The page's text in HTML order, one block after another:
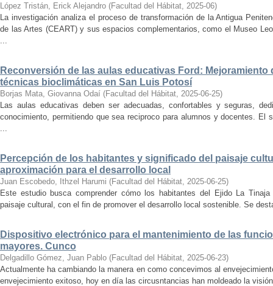
López Tristán, Erick Alejandro (Facultad del Hábitat, 2025-06)
La investigación analiza el proceso de transformación de la Antigua
de las Artes (CEART) y sus espacios complementarios, como el Museo
...
Reconversión de las aulas educativas Ford:
técnicas bioclimáticas en San Luis Potosí
Borjas Mata, Giovanna Odaí (Facultad del Hábitat, 2025-06-25)
Las aulas educativas deben ser adecuadas, confortables y seguras,
conocimiento, permitiendo que sea reciproco para alumnos y docentes. El
...
Percepción de los habitantes y significado del paisaje
aproximación para el desarrollo local
Juan Escobedo, Ithzel Harumi (Facultad del Hábitat, 2025-06-25)
Este estudio busca comprender cómo los habitantes del Ejido La
paisaje cultural, con el fin de promover el desarrollo local sostenible. Se
Dispositivo electrónico para el mantenimiento de las
mayores. Cunco
Delgadillo Gómez, Juan Pablo (Facultad del Hábitat, 2025-06-23)
Actualmente ha cambiando la manera en como concevimos al
envejecimiento exitoso, hoy en día las circusntancias han moldeado la